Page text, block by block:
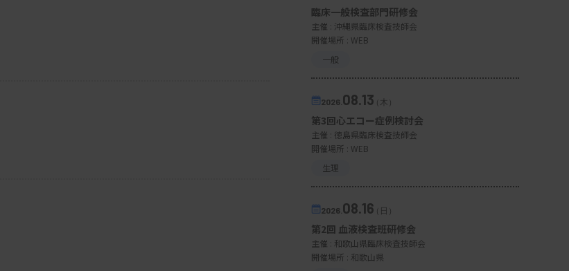
臨床一般検査部門研修会
主催 : 沖縄県臨床検査技師会
開催場所 : WEB
一般
2026. 08.13（木）
第3回心エコー症例検討会
主催 : 徳島県臨床検査技師会
開催場所 : WEB
生理
2026. 08.16（日）
第2回 血液検査班研修会
主催 : 和歌山県臨床検査技師会
開催場所 : 和歌山県